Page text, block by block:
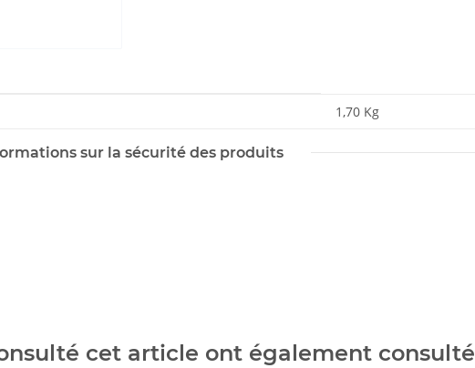
1,70 Kg
sur la sécurité des produits
cet article ont également consulté